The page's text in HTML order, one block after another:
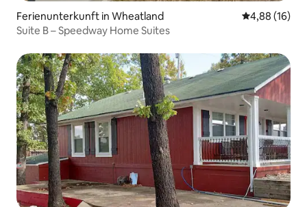
Ferienunterkunft in Wheatland
4,88 (16)
Suite B – Speedway Home Suites